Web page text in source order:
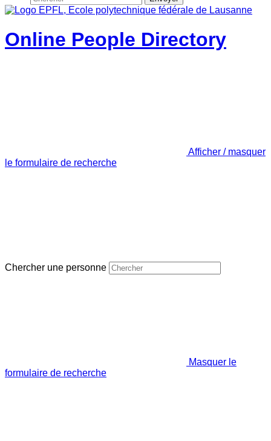
Online People Directory
Afficher / masquer
le formulaire de recherche
Chercher une personne
Masquer le
formulaire de recherche